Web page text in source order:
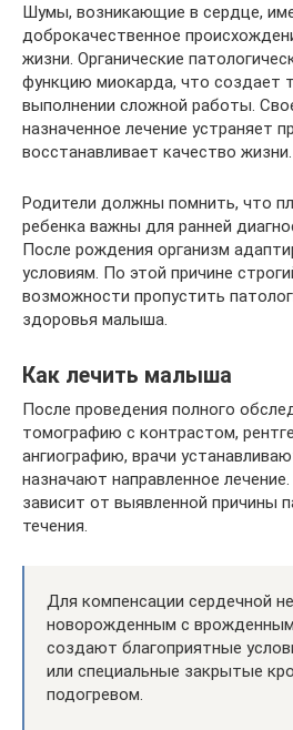
Шумы, возникающие в сердце,
доброкачественное
жизни. Органические
функцию миокарда, что создает
выполнении сложной работы.
назначенное лечение устраняет
восстанавливает качество жизни.
Родители должны помнить, что
ребенка важны для ранней
После рождения организм
условиям. По этой причине
возможности пропустить
здоровья малыша.
Как лечить малыша
После проведения полного
томографию с контрастом,
ангиографию, врачи
назначают направленное
зависит от выявленной причины
течения.
Для компенсации сердечной
новорожденным с
создают благоприятные
или специальные закрытые
подогревом.